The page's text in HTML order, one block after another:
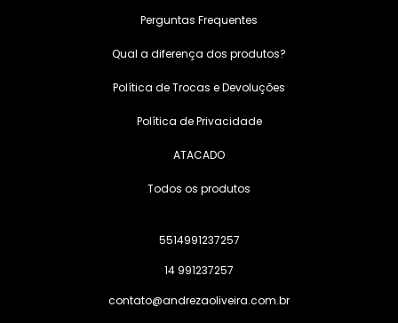
Perguntas Frequentes
Qual a diferença dos produtos?
Política de Trocas e Devoluções
Política de Privacidade
ATACADO
Todos os produtos
5514991237257
14 991237257
contato@andrezaoliveira.com.br